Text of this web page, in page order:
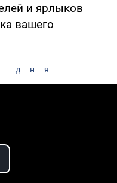
и ярлыков
вашего
дня
Video